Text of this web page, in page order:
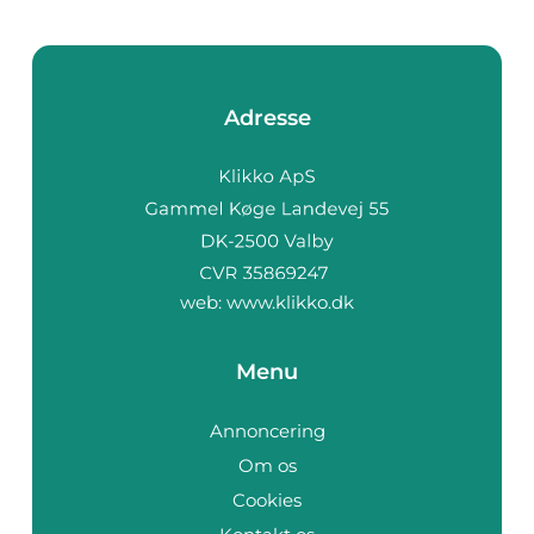
Adresse
web: www.klikko.dk
Menu
Annoncering
Om os
Cookies